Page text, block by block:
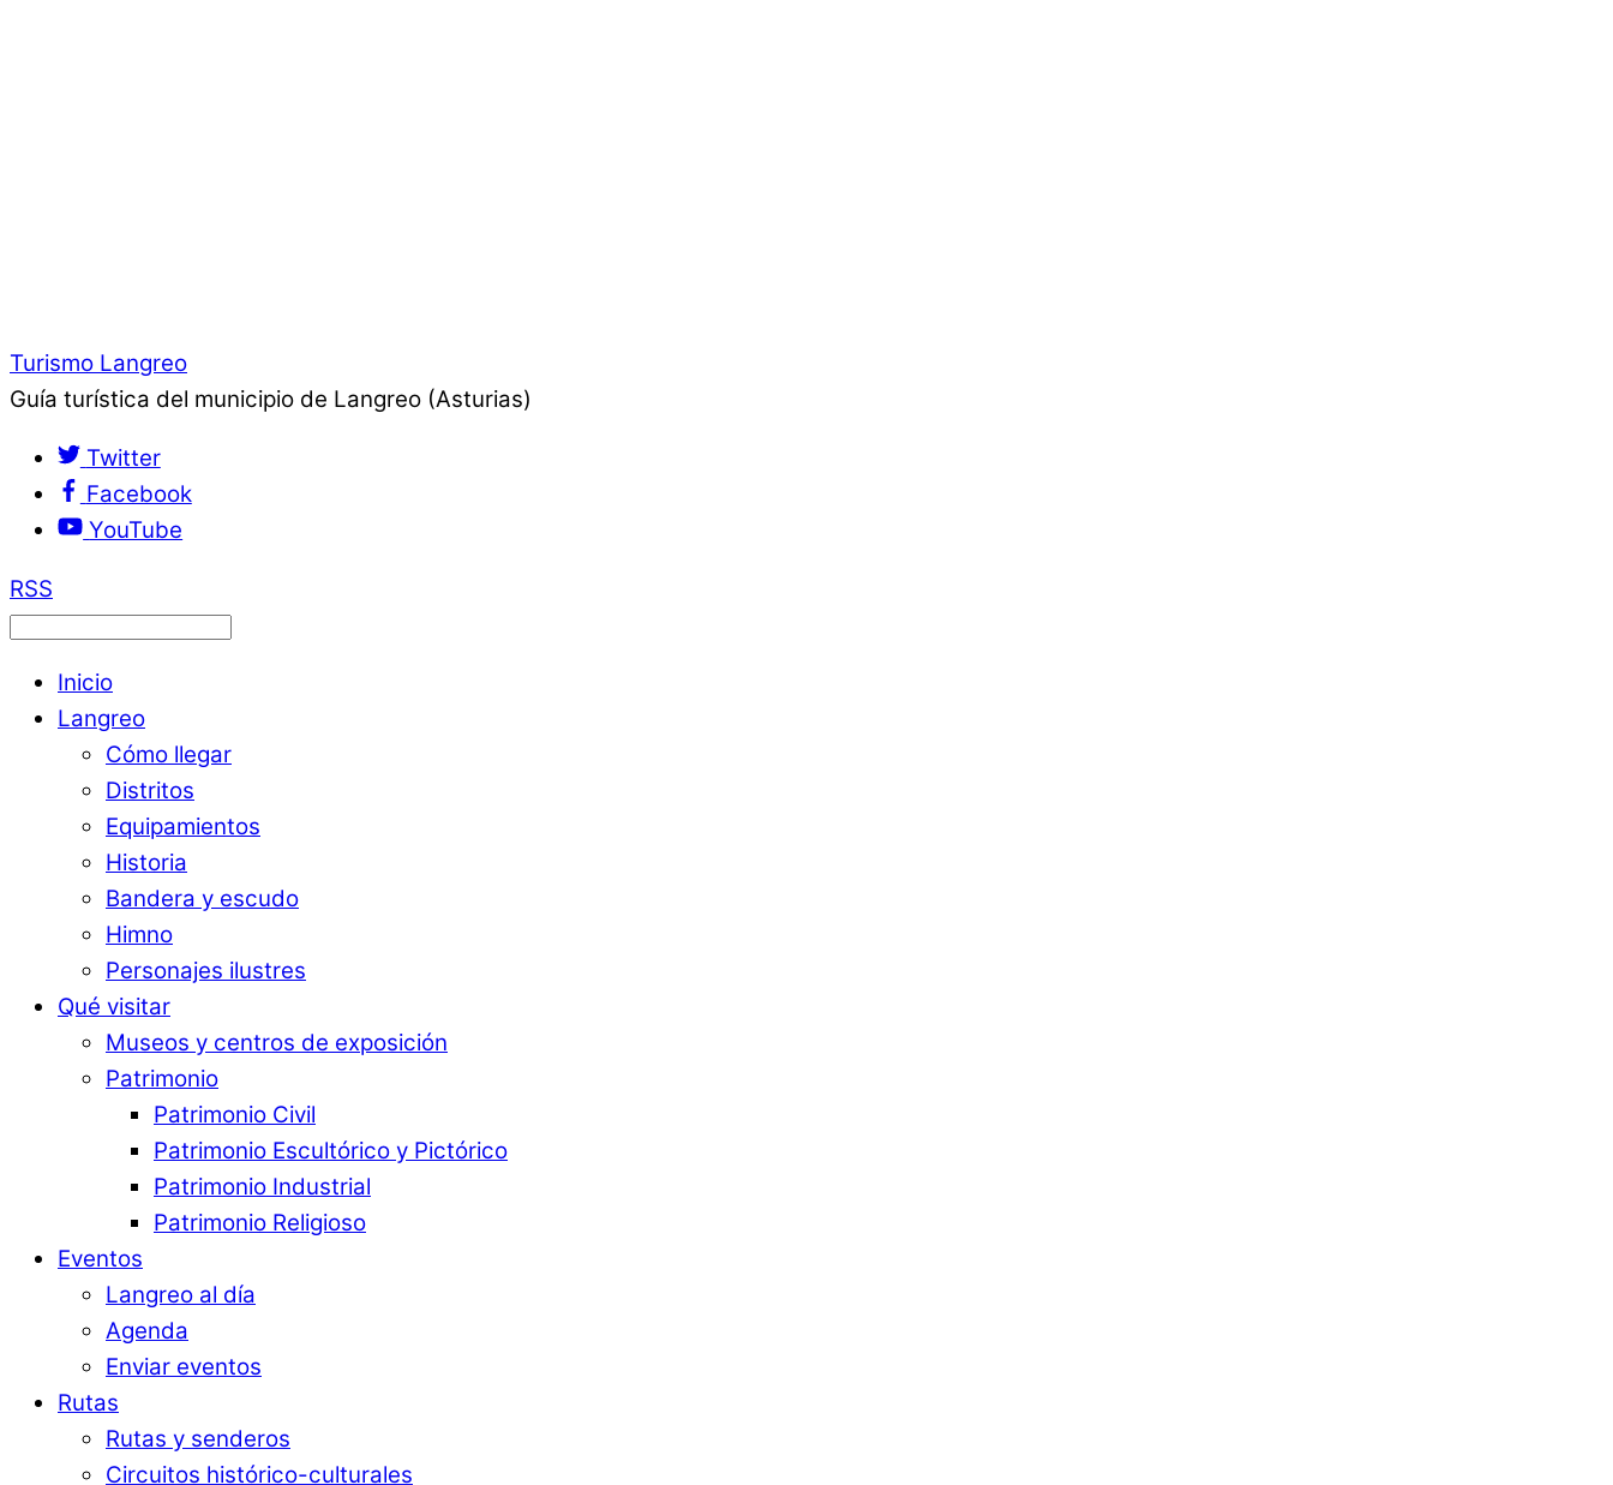
Turismo Langreo
Guía turística del municipio de Langreo (Asturias)
Twitter
Facebook
YouTube
RSS
Inicio
Langreo
Cómo llegar
Distritos
Equipamientos
Historia
Bandera y escudo
Himno
Personajes ilustres
Qué visitar
Museos y centros de exposición
Patrimonio
Patrimonio Civil
Patrimonio Escultórico y Pictórico
Patrimonio Industrial
Patrimonio Religioso
Eventos
Langreo al día
Agenda
Enviar eventos
Rutas
Rutas y senderos
Circuitos histórico-culturales